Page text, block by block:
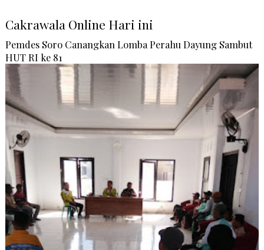
Cakrawala Online Hari ini
Pemdes Soro Canangkan Lomba Perahu Dayung Sambut
HUT RI ke 81